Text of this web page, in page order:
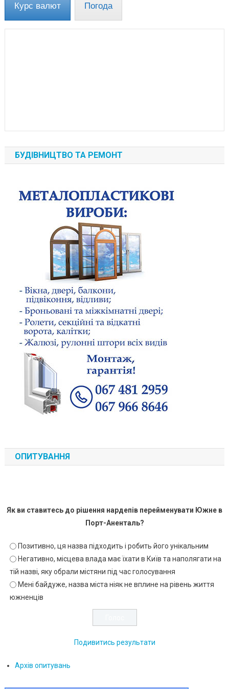
Курс валют Погода
БУДІВНИЦТВО ТА РЕМОНТ
ОПИТУВАННЯ
Як ви ставитесь до рішення нардепів перейменувати Южне в
Порт-Аненталь?
Позитивно, ця назва підходить і робить його унікальним
Негативно, місцева влада має їхати в Київ та наполягати на
тій назві, яку обрали містяни під час голосування
Мені байдуже, назва міста ніяк не вплине на рівень життя
южненців
Подивитись результати
Архів опитувань